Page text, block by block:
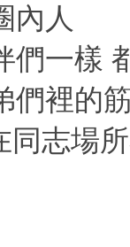
內人
們一樣
們裡的
同志場